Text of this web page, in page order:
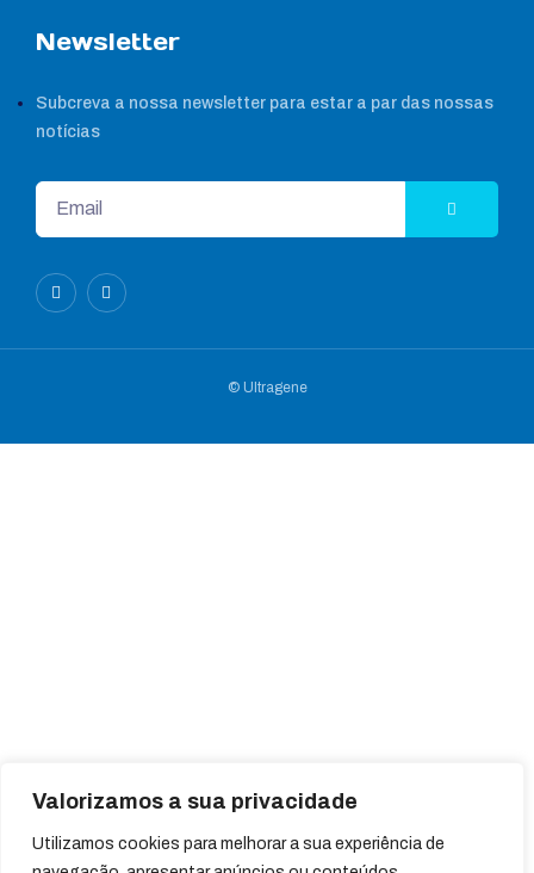
Valorizamos a sua privacidade
Utilizamos cookies para melhorar a sua experiência de
Newsletter
Subcreva a nossa newsletter para estar a par das nossas
notícias
© Ultragene